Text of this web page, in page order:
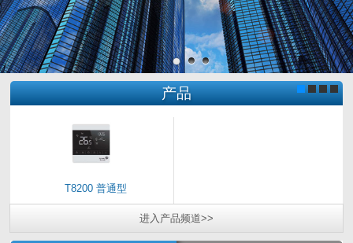
产品
T8200 普通型
进入 产品频道>>